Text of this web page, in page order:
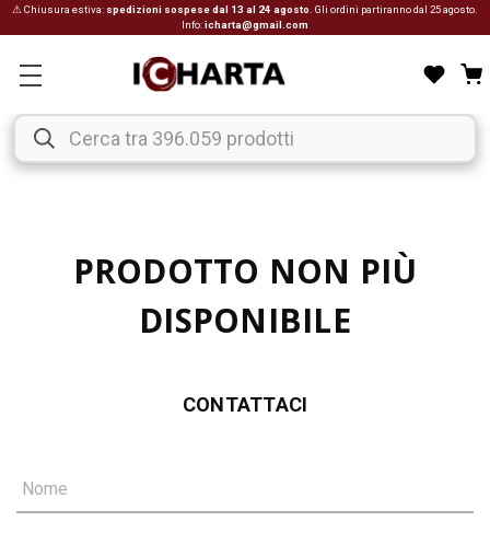
⚠ Chiusura estiva: spedizioni sospese dal 13 al 24 agosto . Gli ordini partiranno dal 25 agosto.
Info:icharta@gmail.com
PRODOTTO NON PIÙ
DISPONIBILE
CONTATTACI
Nome